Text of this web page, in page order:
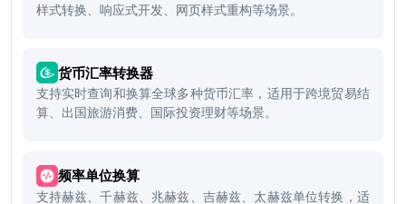
样式转换、响应式开发、网页样式重构等场景。
货币汇率转换器
支持实时查询和换算全球多种货币汇率，适用于跨境贸易结
算、出国旅游消费、国际投资理财等场景。
频率单位换算
支持赫兹、千赫兹、兆赫兹、吉赫兹、太赫兹单位转换，适